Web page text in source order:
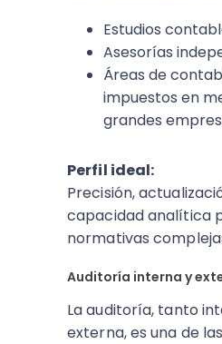
Estudios
Asesorías
Áreas de
impuestos en
grandes
Perfil ideal:
Precisión,
capacidad analítica
normativas
Auditoría interna y
La auditoría, tanto
externa, es una de las